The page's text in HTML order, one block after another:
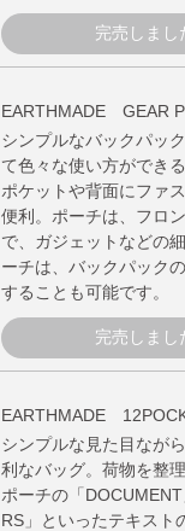
完売しまし
EARTHMADE GEAR
シンプルなバックパッ
て色々な使い方ができ
ポケットや背面にファ
便利。ポーチは、フロ
で、ガジェットなどの
ーチは、バックパック
することも可能です。
完売しまし
EARTHMADE
シンプルな見た目なが
利なバッグ。荷物を整
ポーチの「
RS」といったテキスト